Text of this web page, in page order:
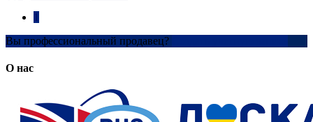
Вы профессиональный продавец?
О нас